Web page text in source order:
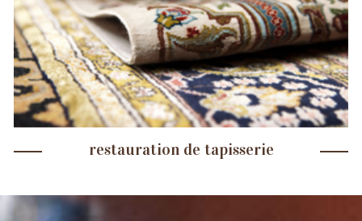
restauration de tapisserie